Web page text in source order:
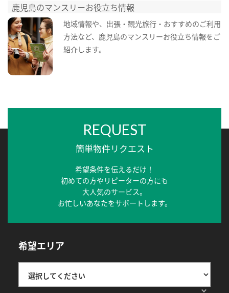
鹿児島のマンスリーお役立ち情報
地域情報や、出張・観光旅行・おすすめのご利用
方法など、鹿児島のマンスリーお役立ち情報をご
紹介します。
REQUEST
簡単物件リクエスト
希望条件を伝えるだけ！
初めての方やリピーターの方にも
大人気のサービス。
お忙しいあなたをサポートします。
希望エリア